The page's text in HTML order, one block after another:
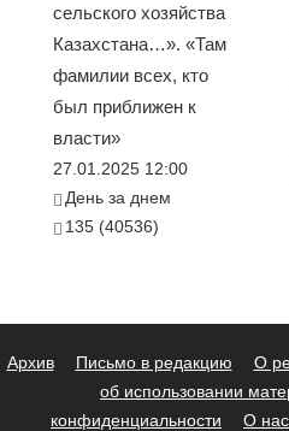
сельского хозяйства
Казахстана…». «Там
фамилии всех, кто
был приближен к
власти»
27.01.2025 12:00
День за днем
135 (40536)
Архив Письмо в редакцию О
об использовании
конфиденциальности
О нас